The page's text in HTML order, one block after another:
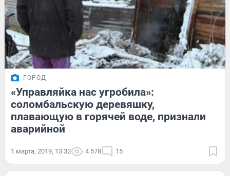
ГОРОД
«Управляйка нас угробила»:
соломбальскую деревяшку,
плавающую в горячей воде, признали
аварийной
1 марта, 2019, 13:32 4 578 15